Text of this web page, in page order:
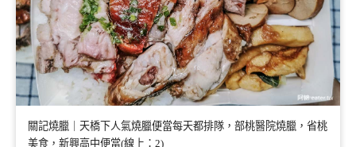
關記燒臘｜天橋下人氣燒臘便當每天都排隊，部桃醫院燒臘，省桃
美食，新興高中便當(線上：2)